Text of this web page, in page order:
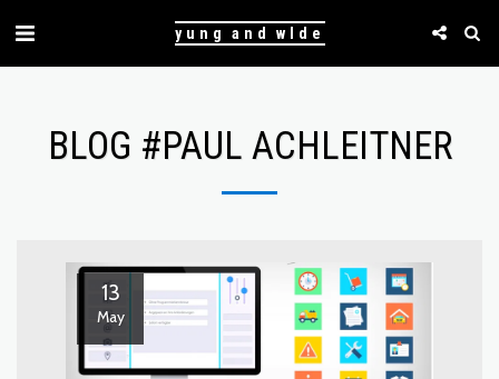
yung and wlde
BLOG #PAUL ACHLEITNER
13
May